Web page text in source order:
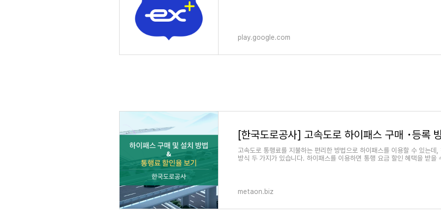
play.google.com
고속도로 통행료를 지불하는 편리한 방법으로 하이패스를 이용할 수 있는데
방식 두 가지가 있습니다. 하이패스를 이용하면 통행 요금 할인 혜택을 받을
metaon.biz